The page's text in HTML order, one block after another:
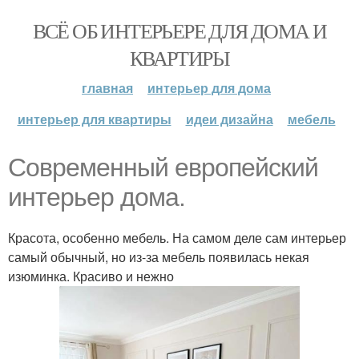
ВСЁ ОБ ИНТЕРЬЕРЕ ДЛЯ ДОМА И
КВАРТИРЫ
главная
интерьер для дома
интерьер для квартиры
идеи дизайна мебель
Современный европейский
интерьер дома.
Красота, особенно мебель. На самом деле сам интерьер
самый обычный, но из-за мебель появилась некая
изюминка. Красиво и нежно